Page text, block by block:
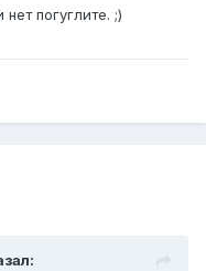
погуглите. ;)